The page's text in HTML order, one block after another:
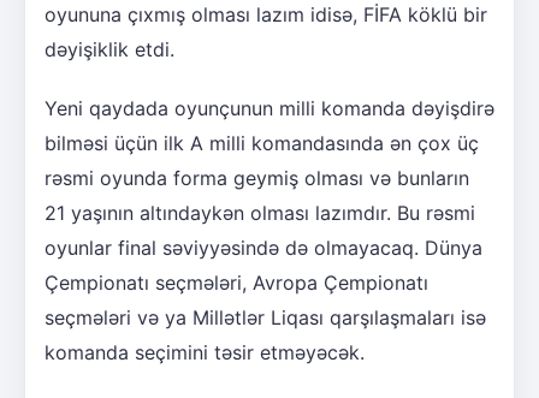
oyununa çıxmış olması lazım idisə, FİFA köklü bir
dəyişiklik etdi.
Yeni qaydada oyunçunun milli komanda dəyişdirə
bilməsi üçün ilk A milli komandasında ən çox üç
rəsmi oyunda forma geymiş olması və bunların
21 yaşının altındaykən olması lazımdır. Bu rəsmi
oyunlar final səviyyəsində də olmayacaq. Dünya
Çempionatı seçmələri, Avropa Çempionatı
seçmələri və ya Millətlər Liqası qarşılaşmaları isə
komanda seçimini təsir etməyəcək.